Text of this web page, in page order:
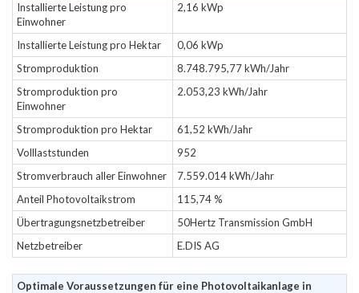
Installierte Leistung pro
Einwohner
2,16 kWp
Installierte Leistung pro Hektar
0,06 kWp
Stromproduktion
8.748.795,77 kWh/Jahr
Stromproduktion pro
Einwohner
2.053,23 kWh/Jahr
Stromproduktion pro Hektar
61,52 kWh/Jahr
Volllaststunden
952
Stromverbrauch aller Einwohner
7.559.014 kWh/Jahr
Anteil Photovoltaikstrom
115,74 %
Übertragungsnetzbetreiber
50Hertz Transmission GmbH
Netzbetreiber
E.DIS AG
Optimale Voraussetzungen für eine Photovoltaikanlage in